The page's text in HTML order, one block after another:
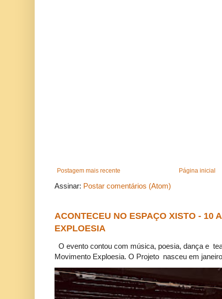
Postagem mais recente Página inicial
Assinar: Postar comentários (Atom)
ACONTECEU NO ESPAÇO XISTO - 10
EXPLOESIA
O evento contou com música, poesia, dança e
Movimento Exploesia. O Projeto nasceu em